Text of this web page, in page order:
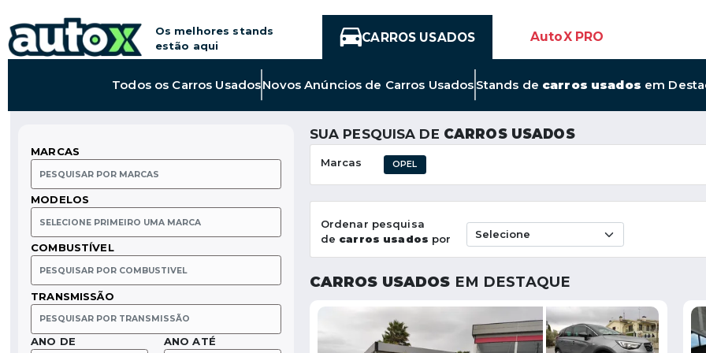
Os melhores stands
estão aqui
CARROS USADOS AutoX PRO
Todos os Carros UsadosLink
para
Todos
Usados
Novos Anúncios de Carros UsadosLink
para
Novos
Anúncios
de
Stands de carros usados em
MARCAS
MODELOS
COMBUSTÍVEL
TRANSMISSÃO
ANO DE ANO ATÉ
SUA PESQUISA DE CARROS USADOS
Marcas OPEL
Ordenar pesquisa
de carros usados por
CARROS USADOS EM DESTAQUE